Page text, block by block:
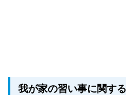
我が家の習い事に関す